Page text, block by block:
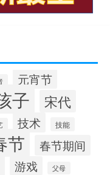
元宵节
子 宋代
技术 技能
节 春节期间
游戏 父母